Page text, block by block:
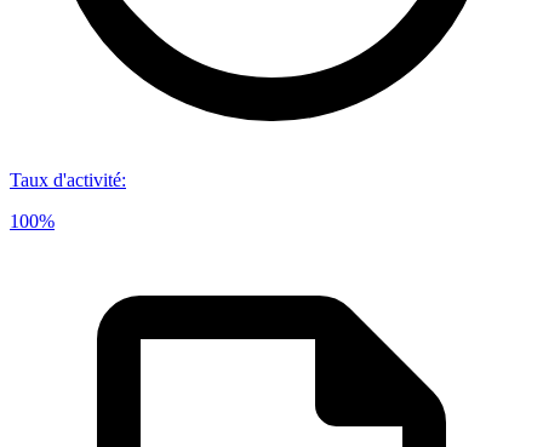
Taux d'activité:
100%